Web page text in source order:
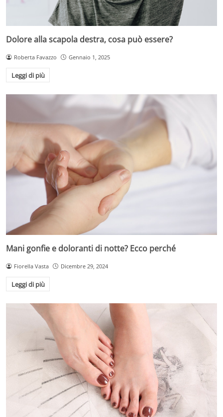
Dolore alla scapola destra, cosa può essere?
Roberta Favazzo Gennaio 1, 2025
Leggi di più
Mani gonfie e doloranti di notte? Ecco perché
Fiorella Vasta Dicembre 29, 2024
Leggi di più